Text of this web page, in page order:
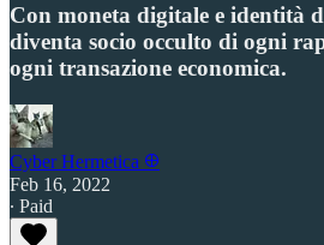
Con moneta digitale e identità
diventa socio occulto di ogni
ogni transazione economica.
Cyber Hermetica 𐀏
Feb 16, 2022
∙ Paid